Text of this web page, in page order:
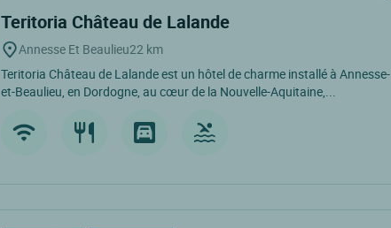
Teritoria Château de Lalande
Annesse Et Beaulieu22 km
Teritoria Château de Lalande est un hôtel de charme installé à Annesse-
et-Beaulieu, en Dordogne, au cœur de la Nouvelle-Aquitaine,...